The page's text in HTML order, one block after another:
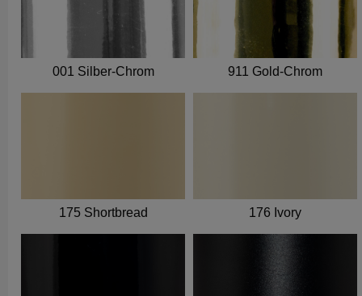
001 Silber-Chrom 911 Gold-Chrom
175 Shortbread 176 Ivory